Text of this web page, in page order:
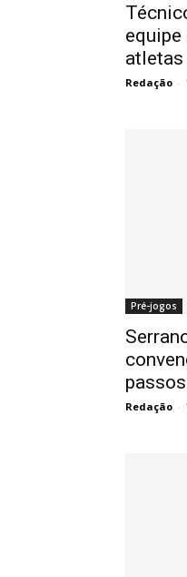
equipe
atletas
Redação -
Pré-jogos
Redação -